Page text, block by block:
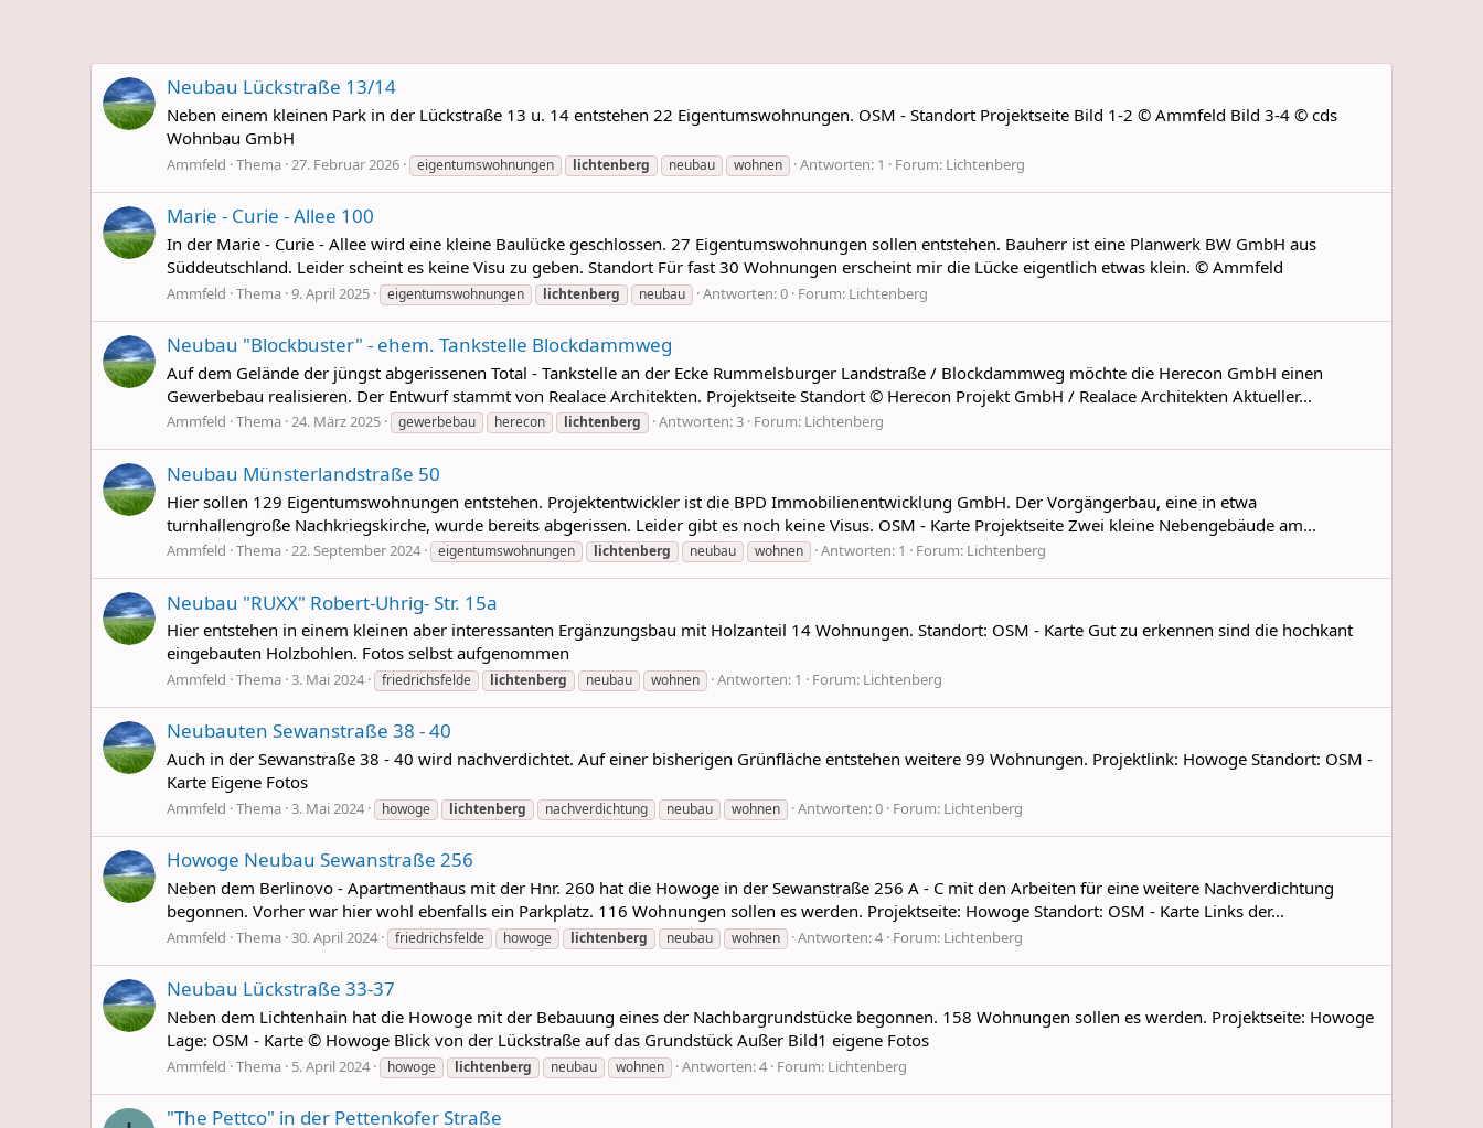
Neubau Lückstraße 13/14
Neben einem kleinen Park in der Lückstraße 13 u. 14 entstehen 22 Eigentumswohnungen. OSM - Standort Projektseite Bild 1-2 © Ammfeld Bild 3-4 © cds
Wohnbau GmbH
Ammfeld Thema 27. Februar 2026 eigentumswohnungen lichtenberg neubau wohnen Antworten: 1 Forum: Lichtenberg
Marie - Curie - Allee 100
In der Marie - Curie - Allee wird eine kleine Baulücke geschlossen. 27 Eigentumswohnungen sollen entstehen. Bauherr ist eine Planwerk BW GmbH aus
Süddeutschland. Leider scheint es keine Visu zu geben. Standort Für fast 30 Wohnungen erscheint mir die Lücke eigentlich etwas klein. © Ammfeld
Ammfeld Thema 9. April 2025 eigentumswohnungen lichtenberg neubau Antworten: 0 Forum: Lichtenberg
Neubau "Blockbuster" - ehem. Tankstelle Blockdammweg
Auf dem Gelände der jüngst abgerissenen Total - Tankstelle an der Ecke Rummelsburger Landstraße / Blockdammweg möchte die Herecon GmbH einen
Gewerbebau realisieren. Der Entwurf stammt von Realace Architekten. Projektseite Standort © Herecon Projekt GmbH / Realace Architekten Aktueller...
Ammfeld Thema 24. März 2025 gewerbebau herecon lichtenberg Antworten: 3 Forum: Lichtenberg
Neubau Münsterlandstraße 50
Hier sollen 129 Eigentumswohnungen entstehen. Projektentwickler ist die BPD Immobilienentwicklung GmbH. Der Vorgängerbau, eine in etwa
turnhallengroße Nachkriegskirche, wurde bereits abgerissen. Leider gibt es noch keine Visus. OSM - Karte Projektseite Zwei kleine Nebengebäude am...
Ammfeld Thema 22. September 2024 eigentumswohnungen lichtenberg neubau wohnen Antworten: 1 Forum: Lichtenberg
Neubau "RUXX" Robert-Uhrig- Str. 15a
Hier entstehen in einem kleinen aber interessanten Ergänzungsbau mit Holzanteil 14 Wohnungen. Standort: OSM - Karte Gut zu erkennen sind die hochkant
eingebauten Holzbohlen. Fotos selbst aufgenommen
Ammfeld Thema 3. Mai 2024 friedrichsfelde lichtenberg neubau wohnen Antworten: 1 Forum: Lichtenberg
Neubauten Sewanstraße 38 - 40
Auch in der Sewanstraße 38 - 40 wird nachverdichtet. Auf einer bisherigen Grünfläche entstehen weitere 99 Wohnungen. Projektlink: Howoge Standort: OSM -
Karte Eigene Fotos
Ammfeld Thema 3. Mai 2024 howoge lichtenberg nachverdichtung neubau wohnen Antworten: 0 Forum: Lichtenberg
Howoge Neubau Sewanstraße 256
Neben dem Berlinovo - Apartmenthaus mit der Hnr. 260 hat die Howoge in der Sewanstraße 256 A - C mit den Arbeiten für eine weitere Nachverdichtung
begonnen. Vorher war hier wohl ebenfalls ein Parkplatz. 116 Wohnungen sollen es werden. Projektseite: Howoge Standort: OSM - Karte Links der...
Ammfeld Thema 30. April 2024 friedrichsfelde howoge lichtenberg neubau wohnen Antworten: 4 Forum: Lichtenberg
Neubau Lückstraße 33-37
Neben dem Lichtenhain hat die Howoge mit der Bebauung eines der Nachbargrundstücke begonnen. 158 Wohnungen sollen es werden. Projektseite: Howoge
Lage: OSM - Karte © Howoge Blick von der Lückstraße auf das Grundstück Außer Bild1 eigene Fotos
Ammfeld Thema 5. April 2024 howoge lichtenberg neubau wohnen Antworten: 4 Forum: Lichtenberg
"The Pettco" in der Pettenkofer Straße